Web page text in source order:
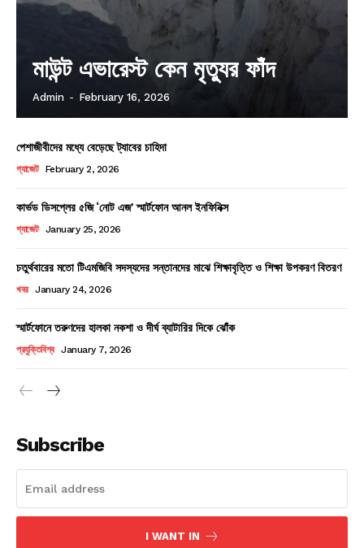
Company
About
মাউন্ট এভারেস্ট কেন মৃত্যুর ফাঁদ
Admin - February 16, 2026
পেশাজীবীদের মধ্যে বেড়েছে ট্যাবের চাহিদা
গ্যাজেট February 2, 2026
কার্ভড ডিসপ্লের ৫জি ‘নোট এজ’ স্মার্টফোন আনল ইনফিনিক্স
গ্যাজেট January 25, 2026
চতুর্থবারের মতো টিএমজিবি সদস্যদের সন্তানদের মাঝে শিক্ষাবৃত্তি ও শিক্ষা উপকরণ বিতরণ
খবর January 24, 2026
স্মার্টফোনে তরুণদের হালকা নকশা ও দীর্ঘ ব্যাটারির দিকে ঝোঁক
প্রযুক্তিবিশ্ব January 7, 2026
Subscribe
I WANT IN